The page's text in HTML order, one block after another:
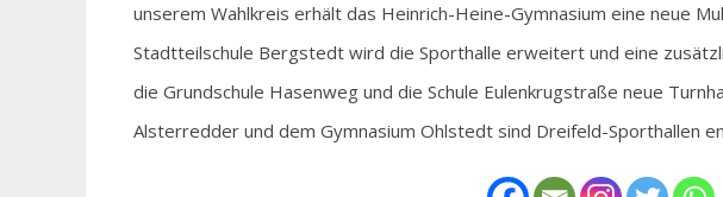
unserem Wahlkreis erhält das Heinrich-Heine-Gymnasium eine neue
Stadtteilschule Bergstedt wird die Sporthalle erweitert und eine
die Grundschule Hasenweg und die Schule Eulenkrugstraße neue
Alsterredder und dem Gymnasium Ohlstedt sind Dreifeld-Sporthallen